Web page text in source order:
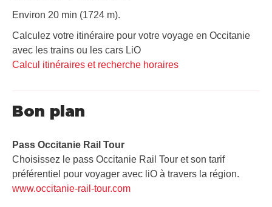
Environ 20 min (1724 m).
Calculez votre itinéraire pour votre voyage en Occitanie
avec les trains ou les cars LiO
Calcul itinéraires et recherche horaires
Bon plan
Pass Occitanie Rail Tour​
Choisissez le pass Occitanie Rail Tour et son tarif
préférentiel pour voyager avec liO à travers la région.
www.occitanie-rail-tour.com